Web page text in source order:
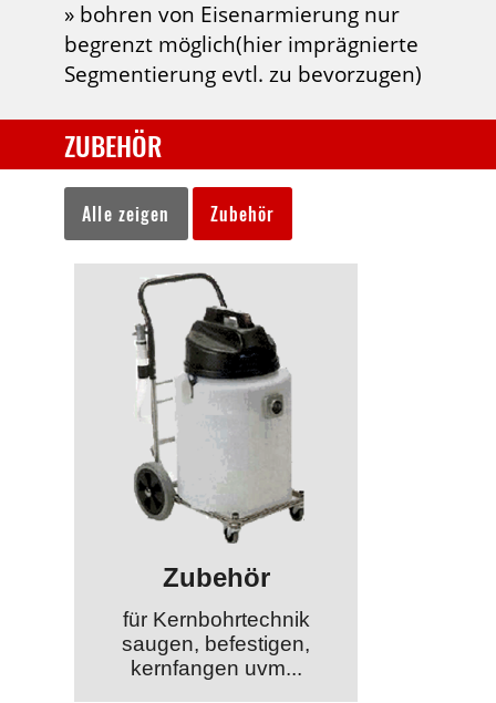
» bohren von Eisenarmierung nur
begrenzt möglich(hier imprägnierte
Segmentierung evtl. zu bevorzugen)
ZUBEHÖR
Alle zeigen Zubehör
Zubehör
für Kernbohrtechnik
saugen, befestigen,
kernfangen uvm...